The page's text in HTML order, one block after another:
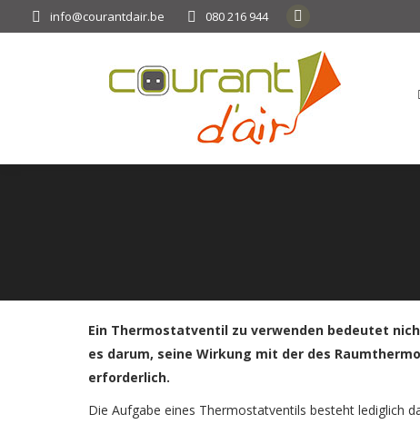
info@courantdair.be 080 216 944
page
opens
in
new
Ein Thermostatventil zu verwenden bedeutet
es darum, seine Wirkung mit der des
erforderlich.
Die Aufgabe eines Thermostatventils besteht lediglich